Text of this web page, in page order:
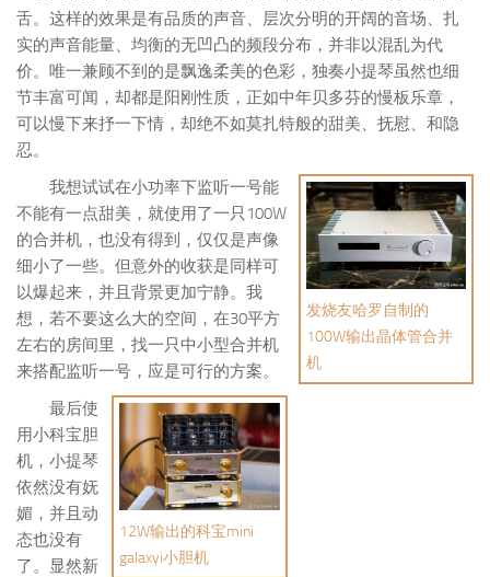
舌。这样的效果是有品质的声音、层次分明的开阔的音场、扎
实的声音能量、均衡的无凹凸的频段分布，并非以混乱为代
价。唯一兼顾不到的是飘逸柔美的色彩，独奏小提琴虽然也细
节丰富可闻，却都是阳刚性质，正如中年贝多芬的慢板乐章，
可以慢下来抒一下情，却绝不如莫扎特般的甜美、抚慰、和隐
忍。
发烧友哈罗自制的
100W输出晶体管合并
机
我想试试在小功率下监听一号能
不能有一点甜美，就使用了一只100W
的合并机，也没有得到，仅仅是声像
细小了一些。但意外的收获是同样可
以爆起来，并且背景更加宁静。我
想，若不要这么大的空间，在30平方
左右的房间里，找一只中小型合并机
来搭配监听一号，应是可行的方案。
12W输出的科宝mini
galaxyi小胆机
最后使
用小科宝胆
机，小提琴
依然没有妩
媚，并且动
态也没有
了。显然新